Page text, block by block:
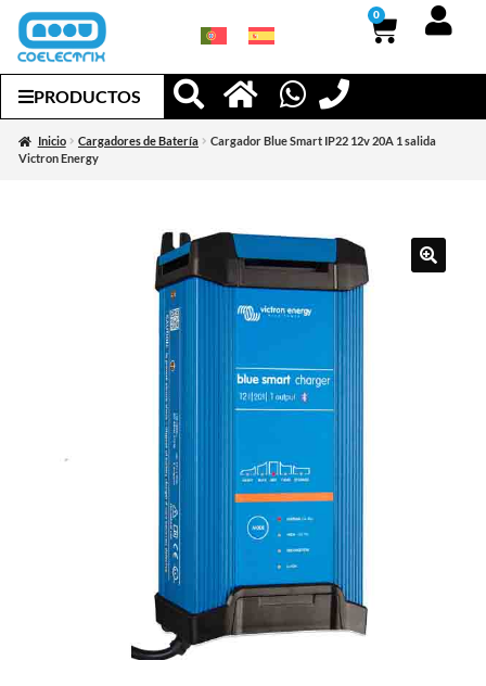
0
PRODUCTOS
Inicio Cargadores de Batería
Cargador Blue Smart IP22 12v 20A 1 salida
Victron Energy